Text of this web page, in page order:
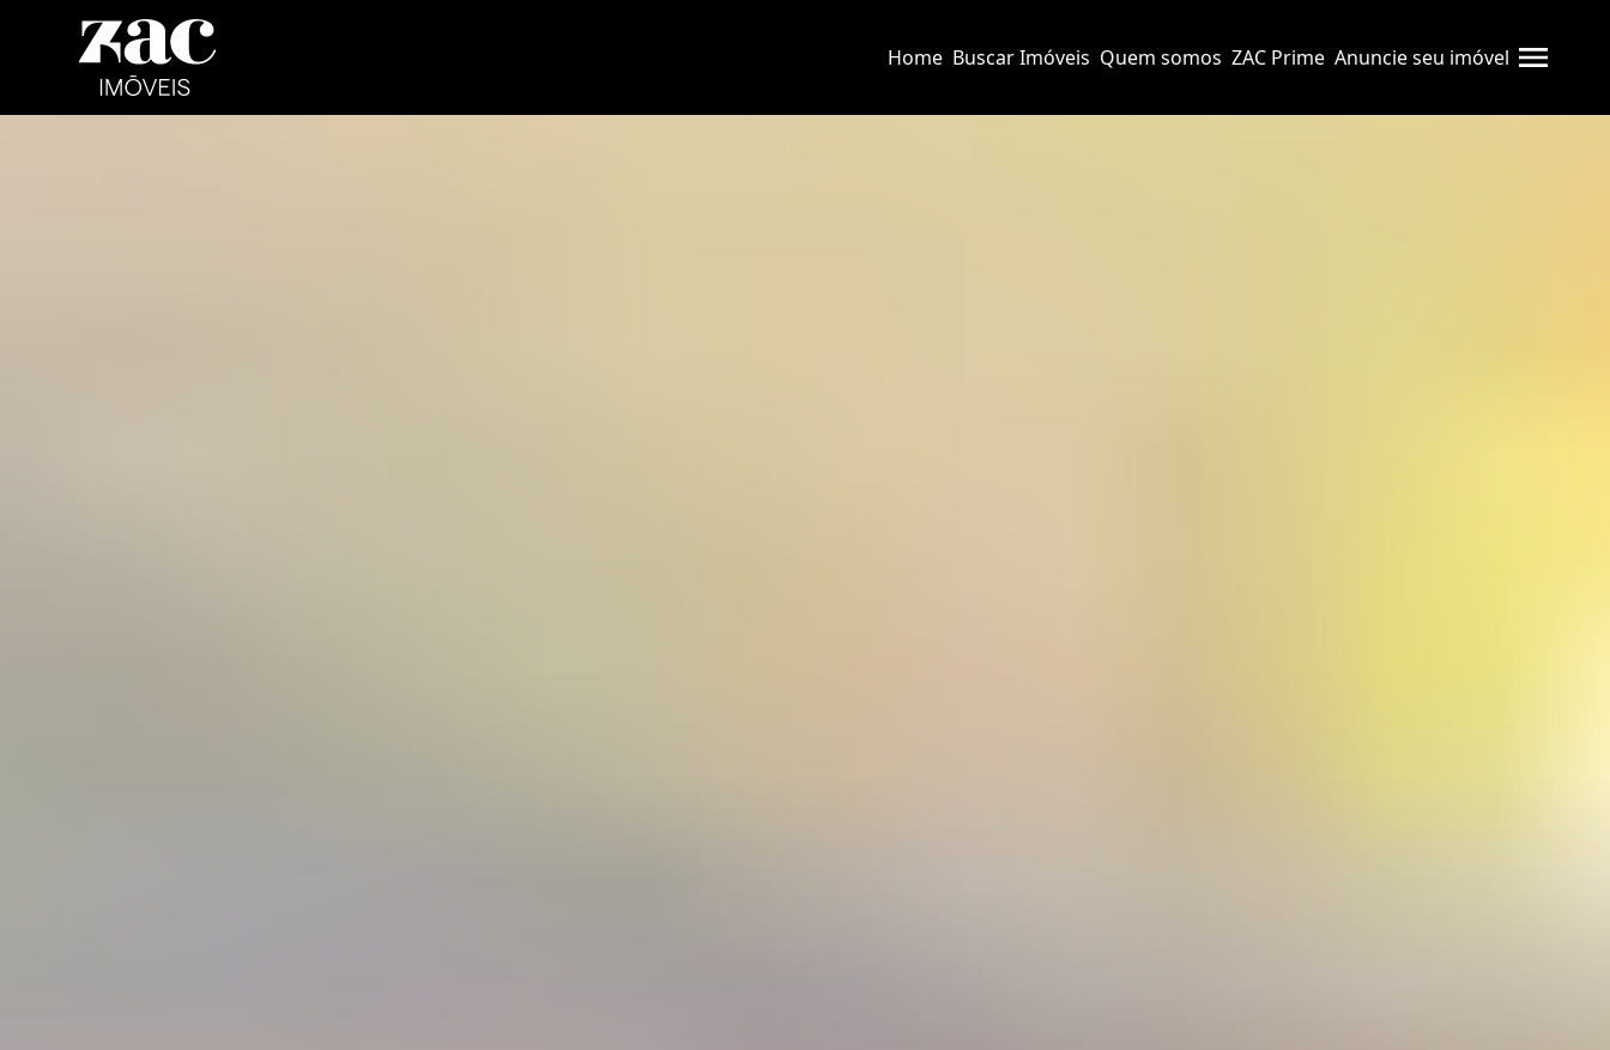
Home Buscar Imóveis Quem somos ZAC Prime Anuncie seu imóvel